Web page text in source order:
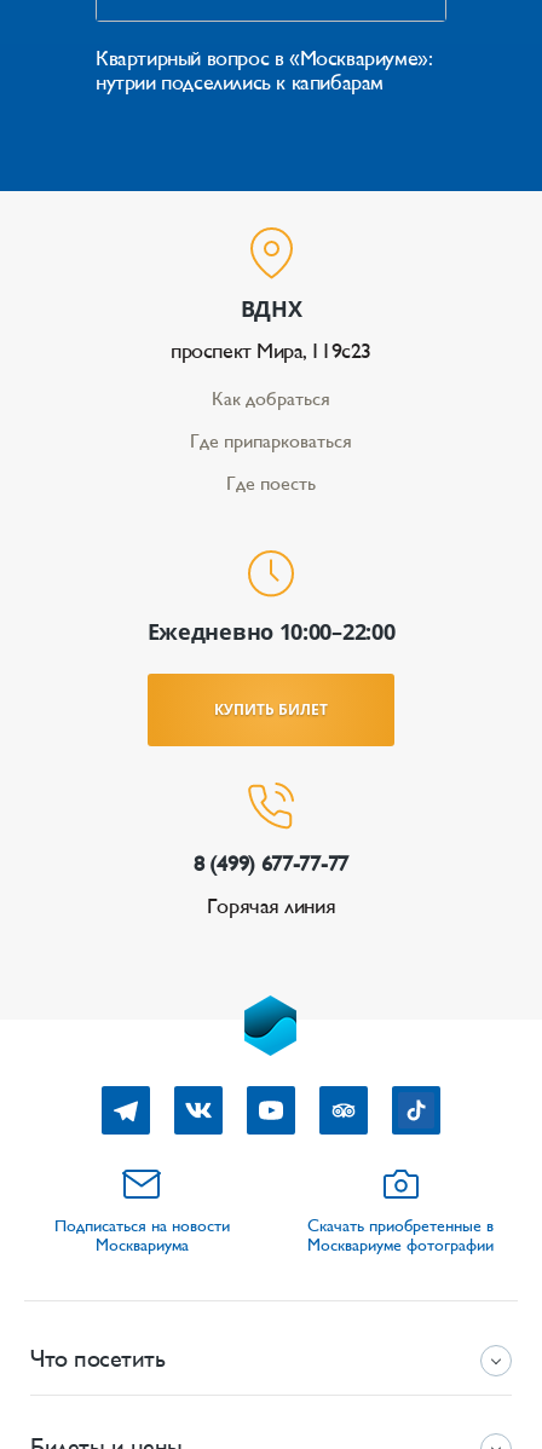
Квартирный вопрос в «Москвариуме»:
нутрии подселились к капибарам
ВДНХ
проспект Мира, 119с23
Как добраться
Где припарковаться
Где поесть
Ежедневно 10:00–22:00
КУПИТЬ БИЛЕТ
8 (499) 677-77-77
Горячая линия
Подписаться на новости
Москвариума
Скачать приобретенные в
Москвариуме фотографии
Что посетить